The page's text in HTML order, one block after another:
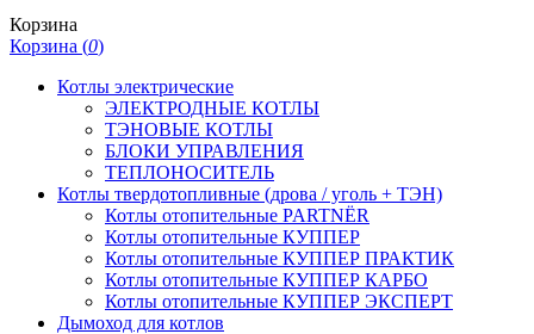
Корзина
Корзина (0)
Котлы электрические
ЭЛЕКТРОДНЫЕ КОТЛЫ
ТЭНОВЫЕ КОТЛЫ
БЛОКИ УПРАВЛЕНИЯ
ТЕПЛОНОСИТЕЛЬ
Котлы твердотопливные (дрова / уголь + ТЭН)
Котлы отопительные PARTNЁR
Котлы отопительные КУППЕР
Котлы отопительные КУППЕР ПРАКТИК
Котлы отопительные КУППЕР КАРБО
Котлы отопительные КУППЕР ЭКСПЕРТ
Дымоход для котлов